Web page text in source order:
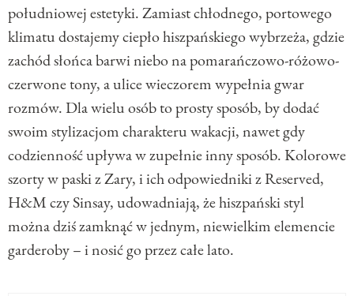
południowej estetyki. Zamiast chłodnego, portowego
klimatu dostajemy ciepło hiszpańskiego wybrzeża, gdzie
zachód słońca barwi niebo na pomarańczowo-różowo-
czerwone tony, a ulice wieczorem wypełnia gwar
rozmów. Dla wielu osób to prosty sposób, by dodać
swoim stylizacjom charakteru wakacji, nawet gdy
codzienność upływa w zupełnie inny sposób. Kolorowe
szorty w paski z Zary, i ich odpowiedniki z Reserved,
H&M czy Sinsay, udowadniają, że hiszpański styl
można dziś zamknąć w jednym, niewielkim elemencie
garderoby – i nosić go przez całe lato.